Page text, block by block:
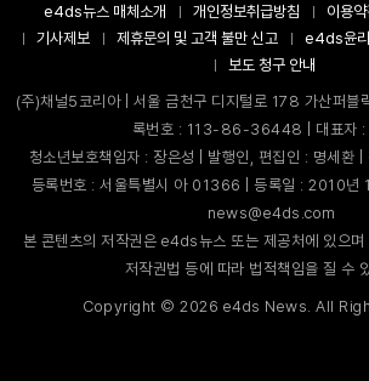
e4ds뉴스 매체소개 개인정보취급방침 이용
기사제보
제휴문의 및 고객 불만 신고 e4ds윤
보도 청구 안내
(주)채널5코리아 | 서울 금천구 디지털로 178 가산퍼
록번호 : 113-86-36448 | 대표자 :
청소년보호책임자 : 장은성 | 발행인, 편집인 : 명세
등록번호 : 서울특별시 아 01366 | 등록일 : 2010년
news@e4ds.com
본 콘텐츠의 저작권은 e4ds뉴스 또는 제공처에 있으며
저작권법 등에 따라 법적책임을 질 수
Copyright ©2026 e4ds News. All